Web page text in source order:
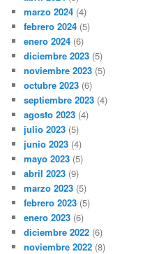
marzo 2024 (4)
febrero 2024 (5)
enero 2024 (6)
diciembre 2023 (5)
noviembre 2023 (5)
octubre 2023 (6)
septiembre 2023 (4)
agosto 2023 (4)
julio 2023 (5)
junio 2023 (4)
mayo 2023 (5)
abril 2023 (9)
marzo 2023 (5)
febrero 2023 (5)
enero 2023 (6)
diciembre 2022 (6)
noviembre 2022 (8)